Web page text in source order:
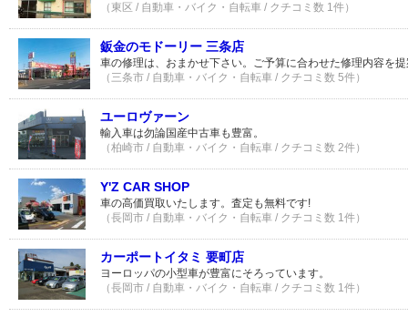
（東区 / 自動車・バイク・自転車 / クチコミ数 1件）
鈑金のモドーリー 三条店
車の修理は、おまかせ下さい。ご予算に合わせた修理内容を
（三条市 / 自動車・バイク・自転車 / クチコミ数 5件）
ユーロヴァーン
輸入車は勿論国産中古車も豊富。
（柏崎市 / 自動車・バイク・自転車 / クチコミ数 2件）
Y'Z CAR SHOP
車の高価買取いたします。査定も無料です!
（長岡市 / 自動車・バイク・自転車 / クチコミ数 1件）
カーポートイタミ 要町店
ヨーロッパの小型車が豊富にそろっています。
（長岡市 / 自動車・バイク・自転車 / クチコミ数 1件）